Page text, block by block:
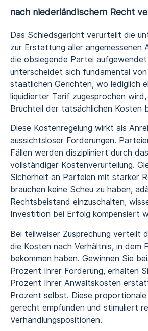
nach niederländischem Recht
Das Schiedsgericht verurteilt die
zur Erstattung aller angemessenen
die obsiegende Partei
unterscheidet sich fundamental
staatlichen Gerichten, wo lediglich
liquidierter Tarif zugesprochen
Bruchteil der tatsächlichen Kosten
Diese Kostenregelung wirkt als
aussichtsloser Forderungen.
Fällen werden diszipliniert durch
vollständiger Kostenverurteilung.
Sicherheit an Parteien mit starker
brauchen keine Scheu zu haben,
Rechtsbeistand einzuschalten,
Investition bei Erfolg kompensiert
Bei teilweiser Zusprechung verteilt
die Kosten nach Verhältnis, in dem
bekommen haben. Gewinnen Sie
Prozent Ihrer Forderung, erhalten
Prozent Ihrer Anwaltskosten
Prozent selbst. Diese
gerecht empfunden und stimuliert
Verhandlungspositionen.